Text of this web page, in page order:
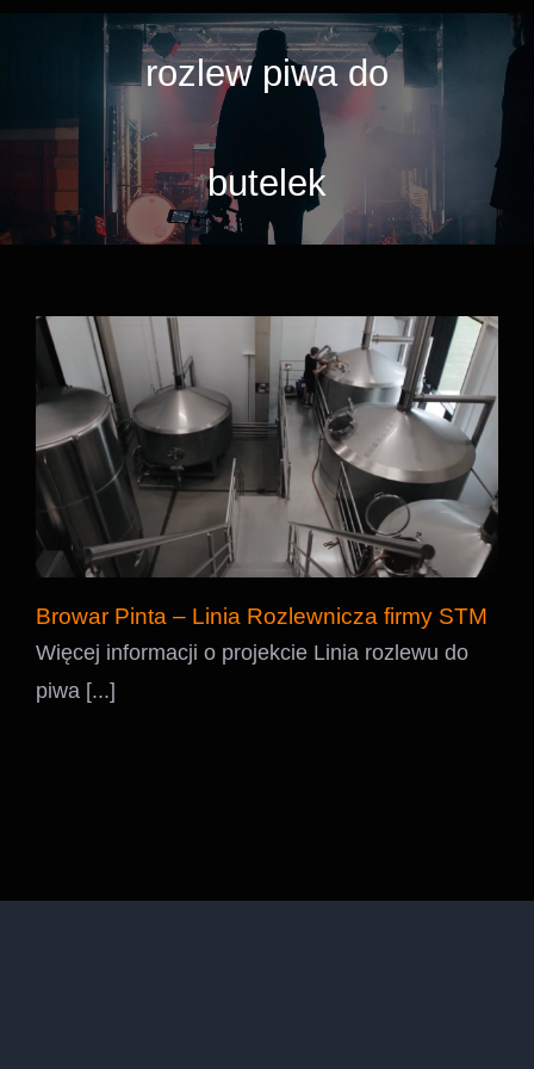
rozlew piwa do
butelek
Browar Pinta – Linia Rozlewnicza firmy
STM
Browar Pinta – Linia Rozlewnicza firmy STM
Więcej informacji o projekcie Linia rozlewu do
piwa [...]